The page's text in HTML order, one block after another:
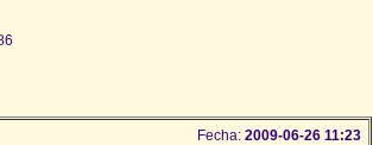
Fecha: 2009-06-26 11:23